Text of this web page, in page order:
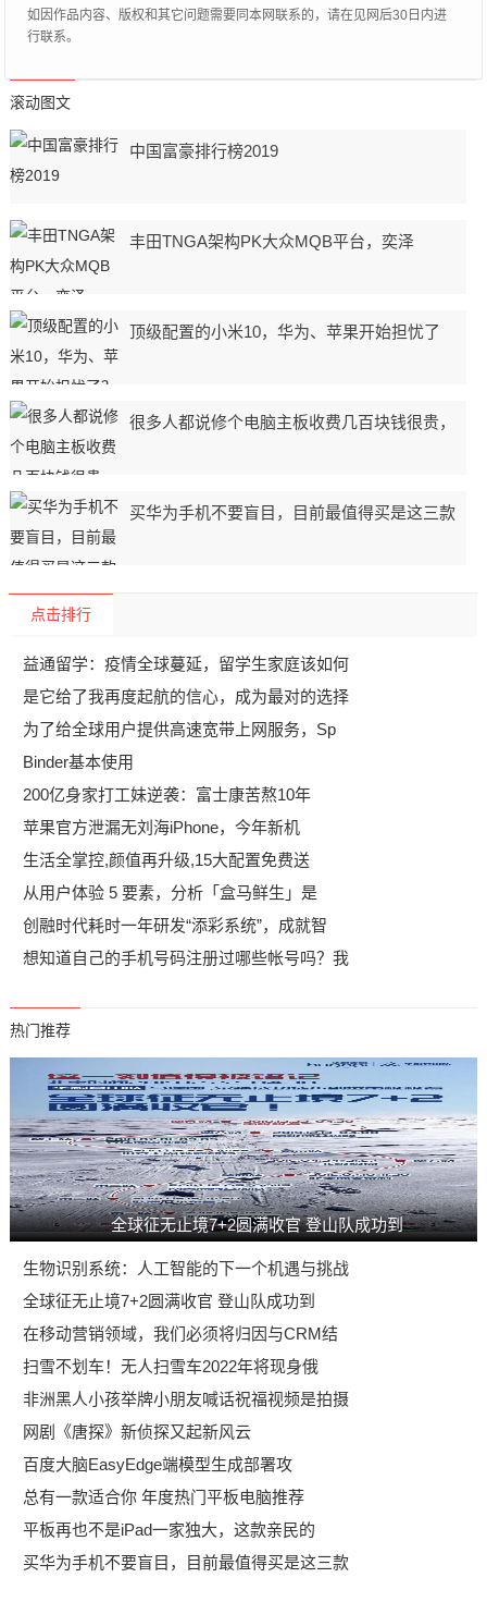
如因作品内容、版权和其它问题需要同本网联系的，请在见网后30日内进
行联系。
滚动图文
中国富豪排行榜2019
丰田TNGA架构PK大众MQB平台，奕泽
顶级配置的小米10，华为、苹果开始担忧了
很多人都说修个电脑主板收费几百块钱很贵，
买华为手机不要盲目，目前最值得买是这三款
点击排行
益通留学：疫情全球蔓延，留学生家庭该如何
是它给了我再度起航的信心，成为最对的选择
为了给全球用户提供高速宽带上网服务，Sp
Binder基本使用
200亿身家打工妹逆袭：富士康苦熬10年
苹果官方泄漏无刘海iPhone，今年新机
生活全掌控,颜值再升级,15大配置免费送
从用户体验 5 要素，分析「盒马鲜生」是
创融时代耗时一年研发“添彩系统”，成就智
想知道自己的手机号码注册过哪些帐号吗？我
热门推荐
全球征无止境7+2圆满收官 登山队成功到
生物识别系统：人工智能的下一个机遇与挑战
全球征无止境7+2圆满收官 登山队成功到
在移动营销领域，我们必须将归因与CRM结
扫雪不划车！无人扫雪车2022年将现身俄
非洲黑人小孩举牌小朋友喊话祝福视频是拍摄
网剧《唐探》新侦探又起新风云
百度大脑EasyEdge端模型生成部署攻
总有一款适合你 年度热门平板电脑推荐
平板再也不是iPad一家独大，这款亲民的
买华为手机不要盲目，目前最值得买是这三款